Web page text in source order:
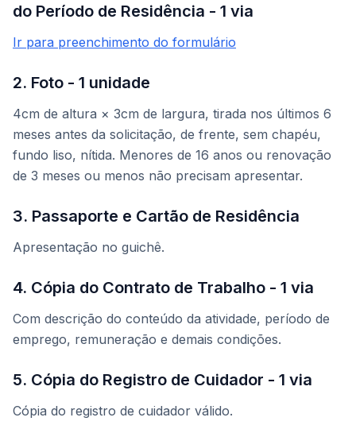
do Período de Residência - 1 via
Ir para preenchimento do formulário
2. Foto - 1 unidade
4cm de altura × 3cm de largura, tirada nos últimos 6
meses antes da solicitação, de frente, sem chapéu,
fundo liso, nítida. Menores de 16 anos ou renovação
de 3 meses ou menos não precisam apresentar.
3. Passaporte e Cartão de Residência
Apresentação no guichê.
4. Cópia do Contrato de Trabalho - 1 via
Com descrição do conteúdo da atividade, período de
emprego, remuneração e demais condições.
5. Cópia do Registro de Cuidador - 1 via
Cópia do registro de cuidador válido.